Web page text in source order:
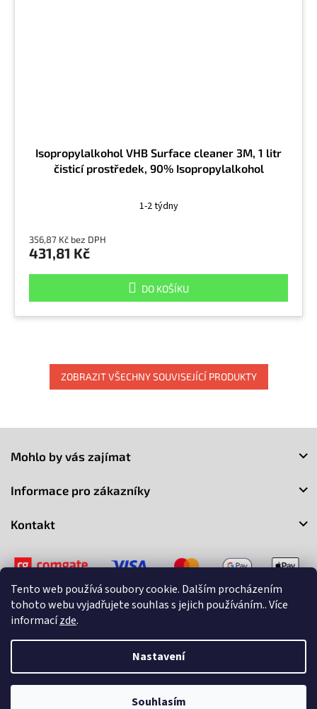
Tento web používá soubory cookie. Dalším procházením
tohoto webu vyjadřujete souhlas s jejich používáním.. Více
informacízde.
Nastavení
Souhlasím
Isopropylalkohol VHB Surface cleaner 3M, 1 litr
čisticí prostředek, 90% Isopropylalkohol
1-2 týdny
356,87 Kč bez DPH
431,81 Kč
DO KOŠÍKU
ZOBRAZIT VŠECHNY SOUVISEJÍCÍ PRODUKTY
Mohlo by vás zajímat
Informace pro zákazníky
Kontakt
Vytvořil Shoptet
Copyright 2026